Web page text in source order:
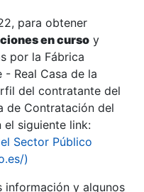
para obtener
en curso y
por la Fábrica
Real Casa de la
del contratante del
de Contratación del
el siguiente link:
Sector Público
)
información y algunos